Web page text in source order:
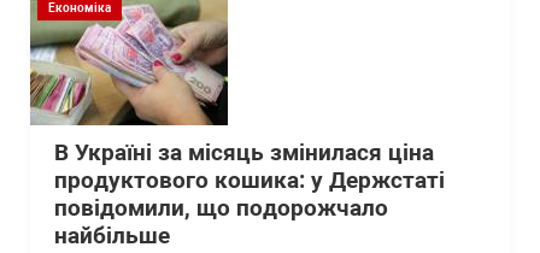
Економіка
В Україні за місяць змінилася ціна
продуктового кошика: у Держстаті
повідомили, що подорожчало
найбільше